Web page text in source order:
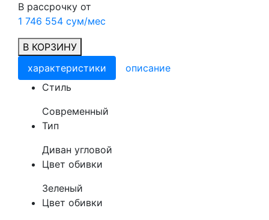
В рассрочку от
1 746 554 сум/мес
В КОРЗИНУ
характеристики
описание
Cтиль
Современный
Тип
Диван угловой
Цвет обивки
Зеленый
Цвет обивки